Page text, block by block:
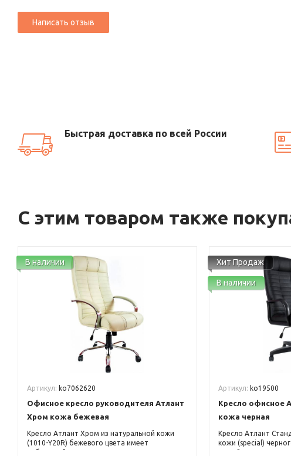
Быстрая доставка по всей России
С этим товаром также
В наличии
Артикул: ko7062620
Офисное кресло руководителя Атлант
Хром кожа бежевая
Кресло Атлант Хром из натуральной кожи
(1010-Y20R) бежевого цвета имеет
небольшой подголовник, выступ под
Хит Продаж
В наличии
Артикул: ko19500
Кресло офисное
кожа черная
Кресло Атлант
кожи (special)
одной из самых